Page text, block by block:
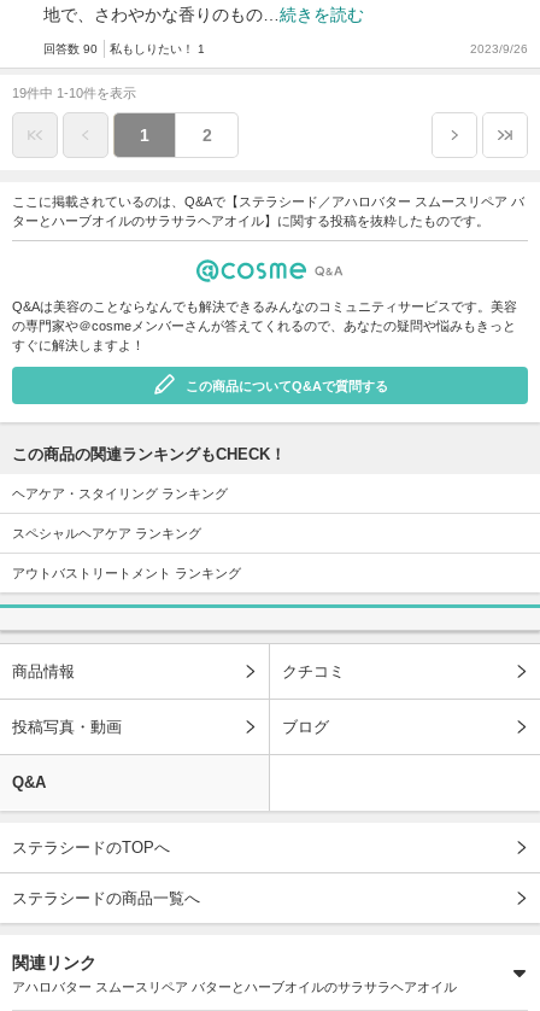
地で、さわやかな香りのもの… 続きを読む
回答数 90 私もしりたい！ 1 2023/9/26
19件中 1-10件を表示
1 2
ここに掲載されているのは、Q&Aで【ステラシード／アハロバター スムースリペア バ
ターとハーブオイルのサラサラヘアオイル】に関する投稿を抜粋したものです。
Q&Aは美容のことならなんでも解決できるみんなのコミュニティサービスです。美容
の専門家や＠cosmeメンバーさんが答えてくれるので、あなたの疑問や悩みもきっと
すぐに解決しますよ！
この商品についてQ&Aで質問する
この商品の関連ランキングもCHECK！
ヘアケア・スタイリング ランキング
スペシャルヘアケア ランキング
アウトバストリートメント ランキング
商品情報 クチコミ
投稿写真・動画 ブログ
Q&A
ステラシードのTOPへ
ステラシードの商品一覧へ
関連リンク
アハロバター スムースリペア バターとハーブオイルのサラサラヘアオイル